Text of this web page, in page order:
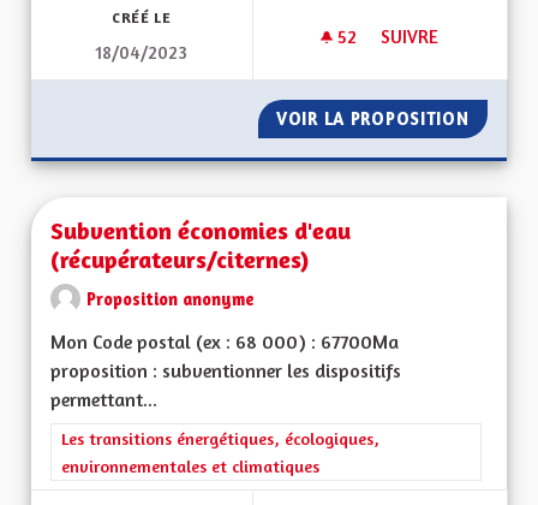
CRÉÉ LE
18/04/2023
52 52 ABONNÉS
SUIVRE
VOIR LA PROPOSITION
Subvention économies d'eau
(récupérateurs/citernes)
Proposition anonyme
Mon Code postal (ex : 68 000) : 67700Ma
proposition : subventionner les dispositifs
permettant...
Filtrer les résultats de la catégorie : Les transitions
Les transitions énergétiques, écologiques,
environnementales et climatiques